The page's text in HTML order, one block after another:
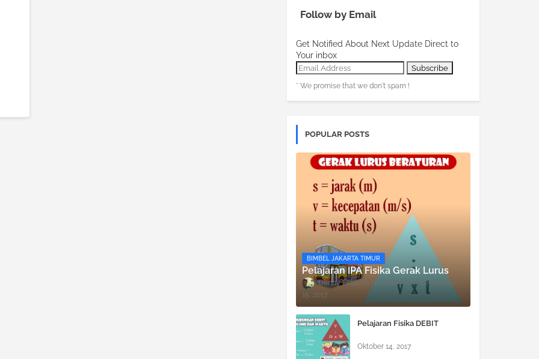
Follow by Email
Get Notified About Next Update Direct to
Your inbox
* We promise that we don't spam !
POPULAR POSTS
BIMBEL JAKARTA TIMUR
Pelajaran IPA Fisika Gerak Lurus
Denny Febiana Nurhidayat
September
15, 2017
Pelajaran Fisika DEBIT
Oktober 14, 2017